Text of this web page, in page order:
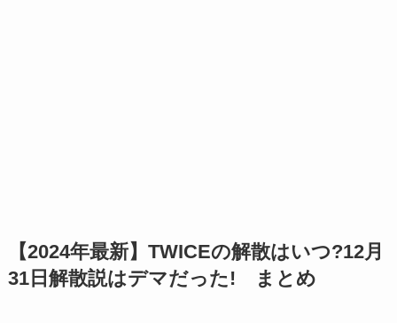
【2024年最新】TWICEの解散はいつ?12月
31日解散説はデマだった! まとめ